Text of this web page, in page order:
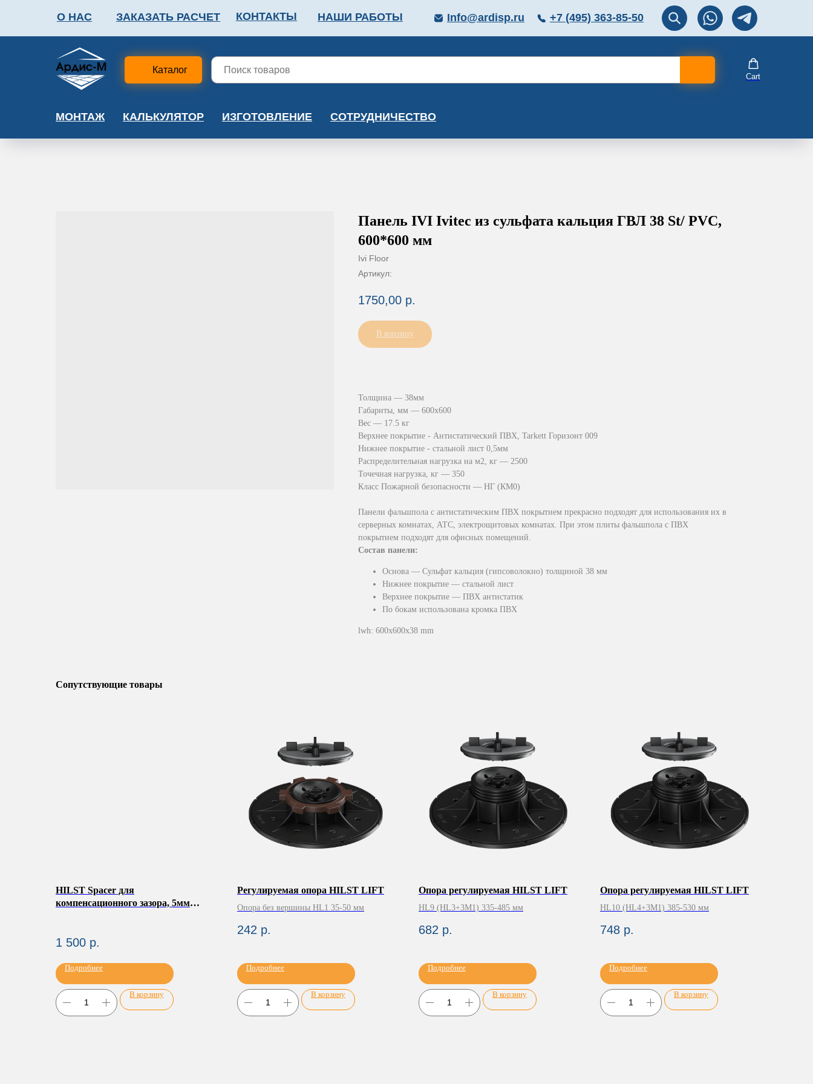
Перезвоните мне!
О НАС ЗАКАЗАТЬ РАСЧЕТ КОНТАКТЫ НАШИ РАБОТЫ +7 (495) 363-85-50
Info@ardisp.ru
ФАЛЬШПОЛ
Каталог
Cart
МОНТАЖ КАЛЬКУЛЯТОР ИЗГОТОВЛЕНИЕ СОТРУДНИЧЕСТВО
Панель IVI Ivitec из сульфата кальция ГВЛ 38 St/ PVC,
600*600 мм
Ivi Floor
Артикул:
1750,00 р.
В корзину
Толщина — 38мм
Габариты, мм — 600х600
Вес — 17.5 кг
Верхнее покрытие - Антистатический ПВХ, Tarkett Горизонт 009
Нижнее покрытие - стальной лист 0,5мм
Распределительная нагрузка на м2, кг — 2500
Точечная нагрузка, кг — 350
Класс Пожарной безопасности — НГ (КМ0)
Панели фальшпола с антистатическим ПВХ покрытием прекрасно подходят для использования их в
серверных комнатах, АТС, электрощитовых комнатах. При этом плиты фальшпола с ПВХ
покрытием подходят для офисных помещений.
Состав панели:
Основа — Сульфат кальция (гипсоволокно) толщиной 38 мм
Нижнее покрытие — стальной лист
Верхнее покрытие — ПВХ антистатик
По бокам использована кромка ПВХ
lwh: 600x600x38 mm
Сопутствующие товары
HILST Spacer для
компенсационного зазора, 5мм
1 500 р.
Подробнее
В корзину
Регулируемая опора HILST LIFT
Опора без вершины HL1 35-50 мм
242 р.
Подробнее
В корзину
Опора регулируемая HILST LIFT
HL9 (HL3+3М1) 335-485 мм
682 р.
Подробнее
В корзину
Опора регулируемая HILST LIFT
HL10 (HL4+3M1) 385-530 мм
748 р.
Подробнее
В корзину